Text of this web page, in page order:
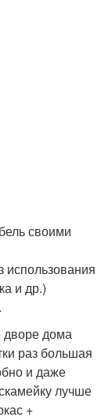
своими
использования
и др.)
дворе дома
раз большая
и даже
лучше
+